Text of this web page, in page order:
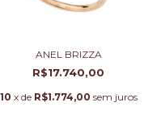
ANEL BRIZZA
R$17.740,00
10 x de R$1.774,00 sem juros